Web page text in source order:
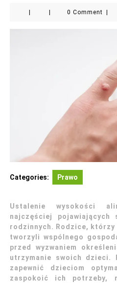
0 Comment
Categories: Prawo
Ustalenie wysokości
najczęściej
rodzinnych. Rodzice,
tworzyli wspólnego
przed wyzwaniem
utrzymanie swoich dzieci.
zapewnić dzieciom
zaspokoić ich potrzeby,